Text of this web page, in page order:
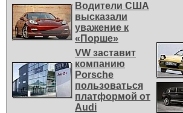
Водители США
высказали
уважение к
«Порше»
VW заставит
компанию
Porsche
пользоваться
платформой от
Audi